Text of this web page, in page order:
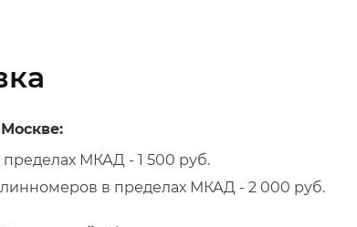
МКАД - 1 500 руб.
в пределах МКАД - 2 000 руб.